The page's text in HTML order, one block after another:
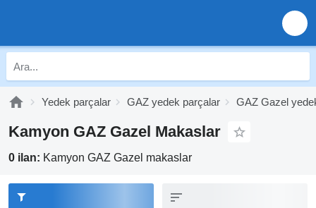
Yedek parçalar GAZ yedek parçalar GAZ Gazel
Kamyon GAZ Gazel Makaslar
0 ilan: Kamyon GAZ Gazel makaslar